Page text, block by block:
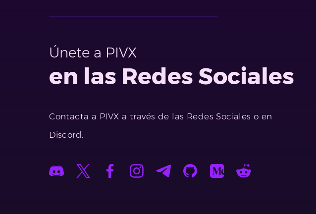
Únete a PIVX
en las Redes Sociales
Contacta a PIVX a través de las Redes Sociales o en
Discord.